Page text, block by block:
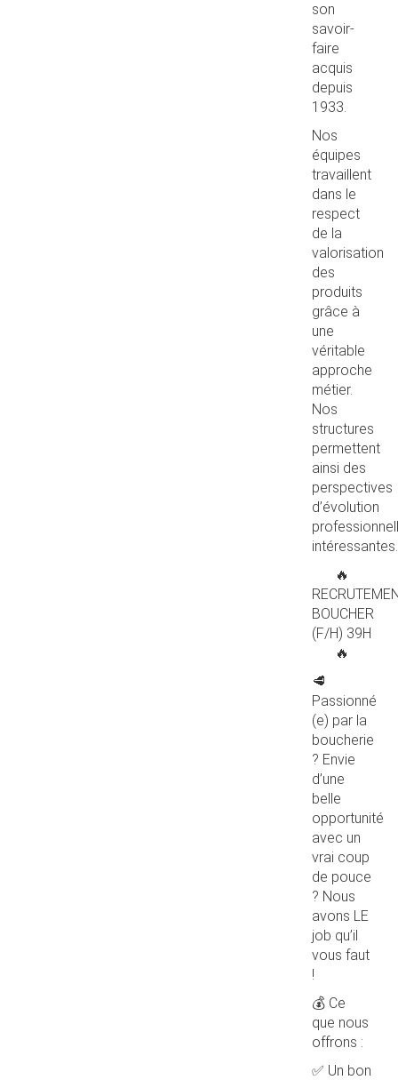
son
savoir-
faire
acquis
depuis
1933.
Nos
équipes
travaillent
dans le
respect
de la
valorisation
des
produits
grâce à
une
véritable
approche
métier.
Nos
structures
permettent
ainsi des
perspectives
d’évolution
intéressantes.
🔥
BOUCHER
(F/H) 39H
🔥
🥩
Passionné
(e) par la
boucherie
? Envie
d’une
belle
opportunité
avec un
vrai coup
de pouce
? Nous
avons LE
job qu’il
vous faut
!
💰 Ce
que nous
offrons :
✅ Un bon